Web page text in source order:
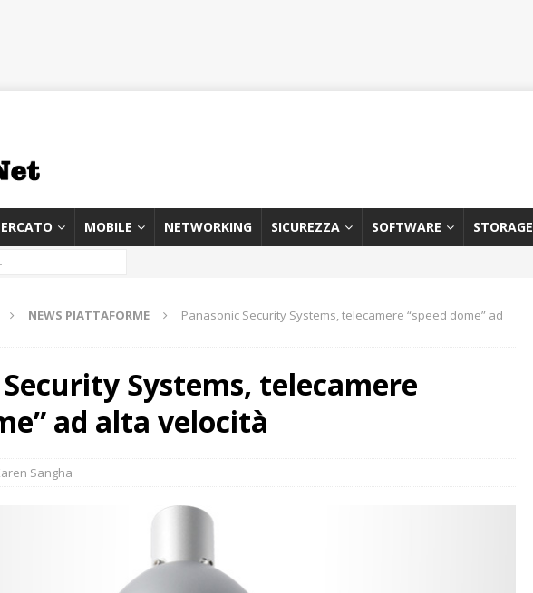
MOBILE NETWORKING SICUREZZA SOFTWARE STORAGE
NEWS PIATTAFORME
Panasonic Security Systems, telecamere “speed dome” ad
Systems, telecamere
ad alta velocità
Sangha